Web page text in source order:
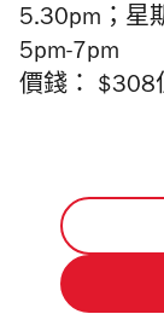
5.30pm；星
5pm-7pm
價錢： $308